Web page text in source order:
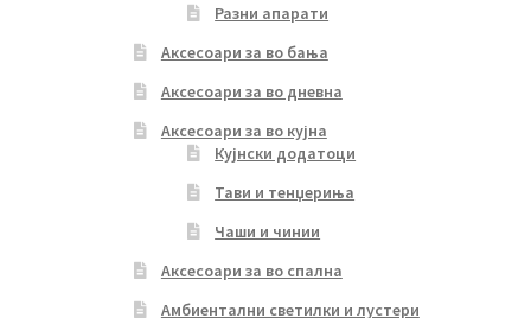
Разни апарати
Аксесоари за во бања
Аксесоари за во дневна
Аксесоари за во кујна
Кујнски додатоци
Тави и тенџериња
Чаши и чинии
Аксесоари за во спална
Амбиентални светилки и лустери